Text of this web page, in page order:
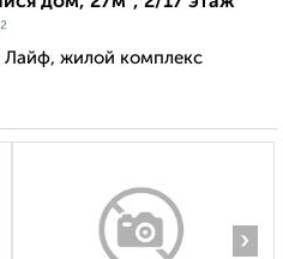
жилой комплекс
›